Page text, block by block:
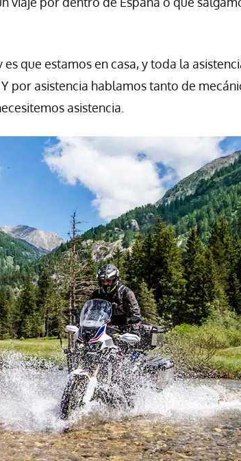
que estamos en casa, y toda la
por asistencia hablamos tanto de
asistencia.